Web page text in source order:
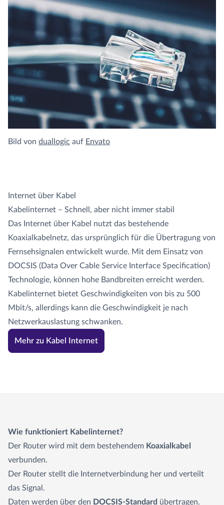
Internet über Kabel
Kabelinternet – Schnell, aber nicht immer stabil
Das Internet über Kabel nutzt das bestehende
Koaxialkabelnetz, das ursprünglich für die Übertragung von
Fernsehsignalen entwickelt wurde. Mit dem Einsatz von
DOCSIS (Data Over Cable Service Interface Specification)
Technologie, können hohe Bandbreiten erreicht werden.
Kabelinternet bietet Geschwindigkeiten von bis zu 500
Mbit/s, allerdings kann die Geschwindigkeit je nach
Netzwerkauslastung schwanken.
Mehr zu Kabel Internet
Bild von duallogic auf Envato
Wie funktioniert Kabelinternet?
Der Router wird mit dem bestehendem Koaxialkabel
verbunden.
Der Router stellt die Internetverbindung her und verteilt
das Signal.
Daten werden über den DOCSIS-Standard übertragen.